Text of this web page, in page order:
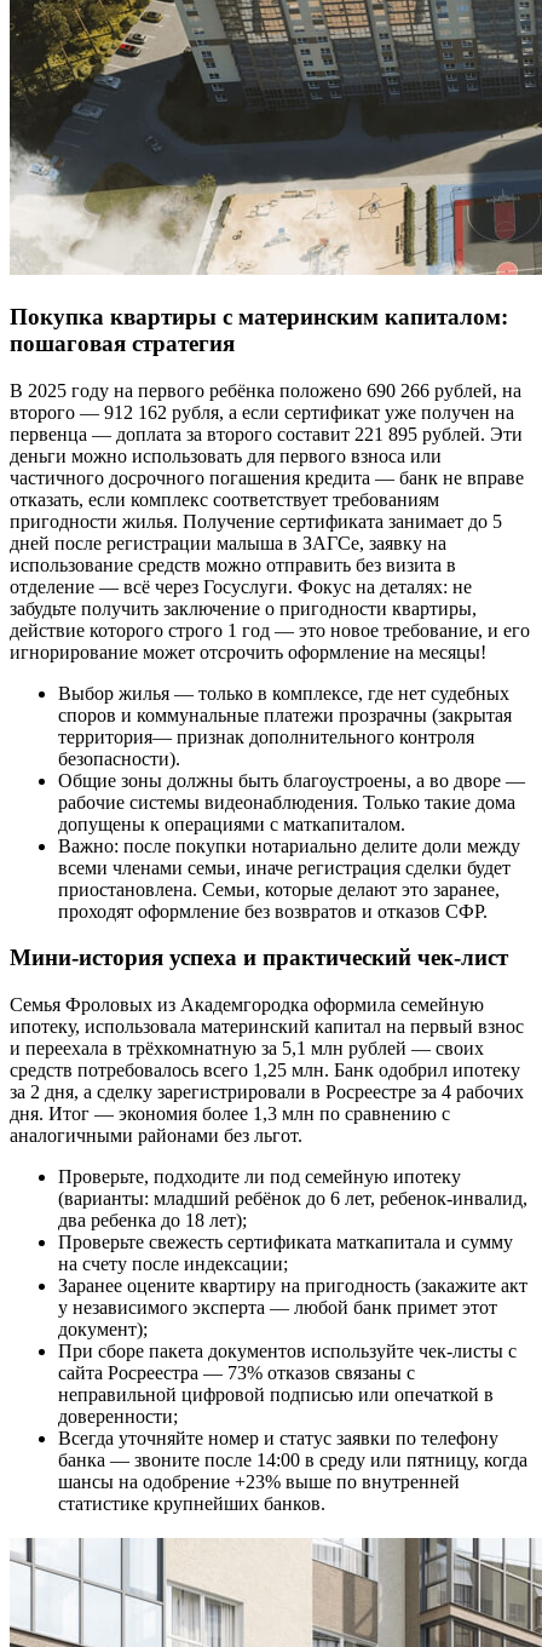
Покупка квартиры с материнским капиталом:
пошаговая стратегия
В 2025 году на первого ребёнка положено 690 266 рублей, на
второго — 912 162 рубля, а если сертификат уже получен на
первенца — доплата за второго составит 221 895 рублей. Эти
деньги можно использовать для первого взноса или
частичного досрочного погашения кредита — банк не вправе
отказать, если комплекс соответствует требованиям
пригодности жилья. Получение сертификата занимает до 5
дней после регистрации малыша в ЗАГСе, заявку на
использование средств можно отправить без визита в
отделение — всё через Госуслуги. Фокус на деталях: не
забудьте получить заключение о пригодности квартиры,
действие которого строго 1 год — это новое требование, и его
игнорирование может отсрочить оформление на месяцы!
Выбор жилья — только в комплексе, где нет судебных
споров и коммунальные платежи прозрачны (закрытая
территория— признак дополнительного контроля
безопасности).
Общие зоны должны быть благоустроены, а во дворе —
рабочие системы видеонаблюдения. Только такие дома
допущены к операциями с маткапиталом.
Важно: после покупки нотариально делите доли между
всеми членами семьи, иначе регистрация сделки будет
приостановлена. Семьи, которые делают это заранее,
проходят оформление без возвратов и отказов СФР.
Мини-история успеха и практический чек-лист
Семья Фроловых из Академгородка оформила семейную
ипотеку, использовала материнский капитал на первый взнос
и переехала в трёхкомнатную за 5,1 млн рублей — своих
средств потребовалось всего 1,25 млн. Банк одобрил ипотеку
за 2 дня, а сделку зарегистрировали в Росреестре за 4 рабочих
дня. Итог — экономия более 1,3 млн по сравнению с
аналогичными районами без льгот.
Проверьте, подходите ли под семейную ипотеку
(варианты: младший ребёнок до 6 лет, ребенок-инвалид,
два ребенка до 18 лет);
Проверьте свежесть сертификата маткапитала и сумму
на счету после индексации;
Заранее оцените квартиру на пригодность (закажите акт
у независимого эксперта — любой банк примет этот
документ);
При сборе пакета документов используйте чек-листы с
сайта Росреестра — 73% отказов связаны с
неправильной цифровой подписью или опечаткой в
доверенности;
Всегда уточняйте номер и статус заявки по телефону
банка — звоните после 14:00 в среду или пятницу, когда
шансы на одобрение +23% выше по внутренней
статистике крупнейших банков.